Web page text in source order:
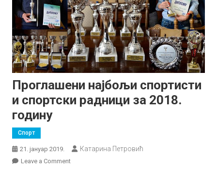
Проглашени најбољи спортисти
и спортски радници за 2018.
годину
Спорт
21. јануар 2019. Катарина Петровић
Leave a Commenton